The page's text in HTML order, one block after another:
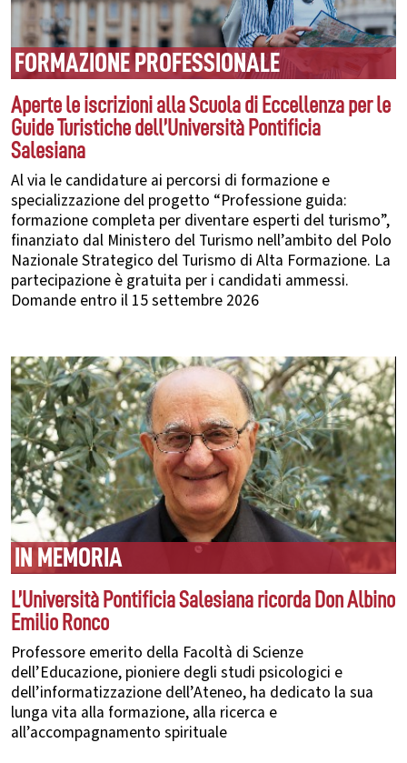
FORMAZIONE PROFESSIONALE
Aperte le iscrizioni alla Scuola di Eccellenza per le
Guide Turistiche dell’Università Pontificia
Salesiana
Al via le candidature ai percorsi di formazione e
specializzazione del progetto “Professione guida:
formazione completa per diventare esperti del turismo”,
finanziato dal Ministero del Turismo nell’ambito del Polo
Nazionale Strategico del Turismo di Alta Formazione. La
partecipazione è gratuita per i candidati ammessi.
Domande entro il 15 settembre 2026
IN MEMORIA
L’Università Pontificia Salesiana ricorda Don Albino
Emilio Ronco
Professore emerito della Facoltà di Scienze
dell’Educazione, pioniere degli studi psicologici e
dell’informatizzazione dell’Ateneo, ha dedicato la sua
lunga vita alla formazione, alla ricerca e
all’accompagnamento spirituale